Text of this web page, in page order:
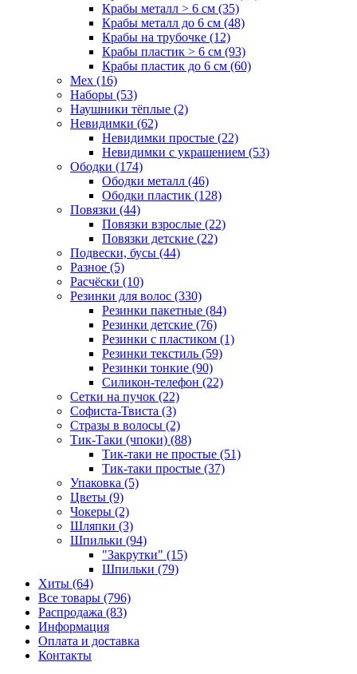
Крабы металл > 6 см (35)
Крабы металл до 6 см (48)
Крабы на трубочке (12)
Крабы пластик > 6 см (93)
Крабы пластик до 6 см (60)
Мех (16)
Наборы (53)
Наушники тёплые (2)
Невидимки (62)
Невидимки простые (22)
Невидимки с украшением (53)
Ободки (174)
Ободки металл (46)
Ободки пластик (128)
Повязки (44)
Повязки взрослые (22)
Повязки детские (22)
Подвески, бусы (44)
Разное (5)
Расчёски (10)
Резинки для волос (330)
Резинки пакетные (84)
Резинки детские (76)
Резинки с пластиком (1)
Резинки текстиль (59)
Резинки тонкие (90)
Силикон-телефон (22)
Сетки на пучок (22)
Софиста-Твиста (3)
Стразы в волосы (2)
Тик-Таки (чпоки) (88)
Тик-таки не простые (51)
Тик-таки простые (37)
Упаковка (5)
Цветы (9)
Чокеры (2)
Шляпки (3)
Шпильки (94)
"Закрутки" (15)
Шпильки (79)
Хиты (64)
Все товары (796)
Распродажа (83)
Информация
Оплата и доставка
Контакты